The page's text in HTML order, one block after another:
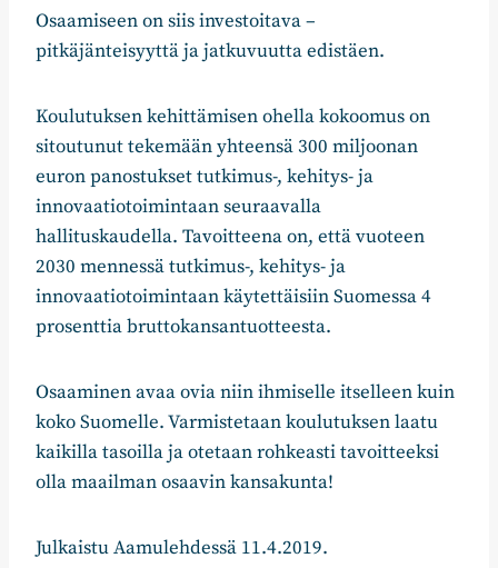
Osaamiseen on siis investoitava –
pitkäjänteisyyttä ja jatkuvuutta edistäen.
Koulutuksen kehittämisen ohella kokoomus on
sitoutunut tekemään yhteensä 300 miljoonan
euron panostukset tutkimus-, kehitys- ja
innovaatiotoimintaan seuraavalla
hallituskaudella. Tavoitteena on, että vuoteen
2030 mennessä tutkimus-, kehitys- ja
innovaatiotoimintaan käytettäisiin Suomessa 4
prosenttia bruttokansantuotteesta.
Osaaminen avaa ovia niin ihmiselle itselleen kuin
koko Suomelle. Varmistetaan koulutuksen laatu
kaikilla tasoilla ja otetaan rohkeasti tavoitteeksi
olla maailman osaavin kansakunta!
Julkaistu Aamulehdessä 11.4.2019.